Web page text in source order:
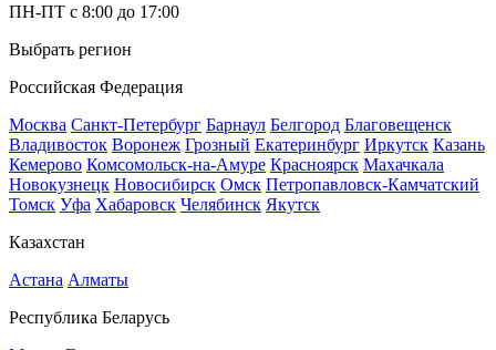
ПН-ПТ с 8:00 до 17:00
Выбрать регион
Российская Федерация
Москва Санкт-Петербург Барнаул Белгород Благовещенск
Владивосток Воронеж Грозный Екатеринбург Иркутск Казань
Кемерово Комсомольск-на-Амуре Красноярск Махачкала
Новокузнецк Новосибирск Омск Петропавловск-Камчатский
Томск Уфа Хабаровск Челябинск Якутск
Казахстан
Астана Алматы
Республика Беларусь